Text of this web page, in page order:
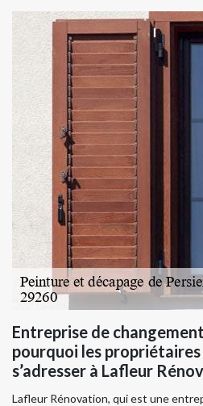
Entreprise de
pourquoi les
s’adresser à Lafleur
Lafleur Rénovation, qui est une